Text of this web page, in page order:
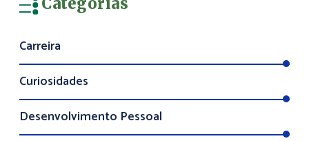
Categorias
Carreira
Curiosidades
Desenvolvimento Pessoal